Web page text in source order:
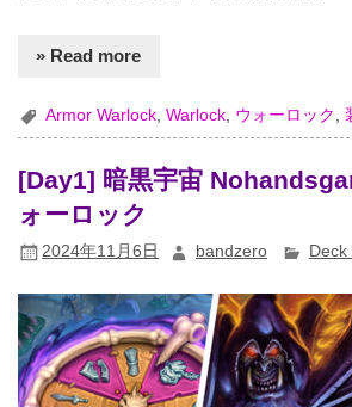
» Read more
Armor Warlock ,Warlock ウォーロック ,
[Day1] 暗黒宇宙
ォーロック
2024年11月6日 bandzero Deck